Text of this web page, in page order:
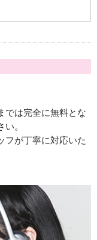
トラブルでお伺い
い致しました。
では完全に無料とな
。
フが丁寧に対応いた